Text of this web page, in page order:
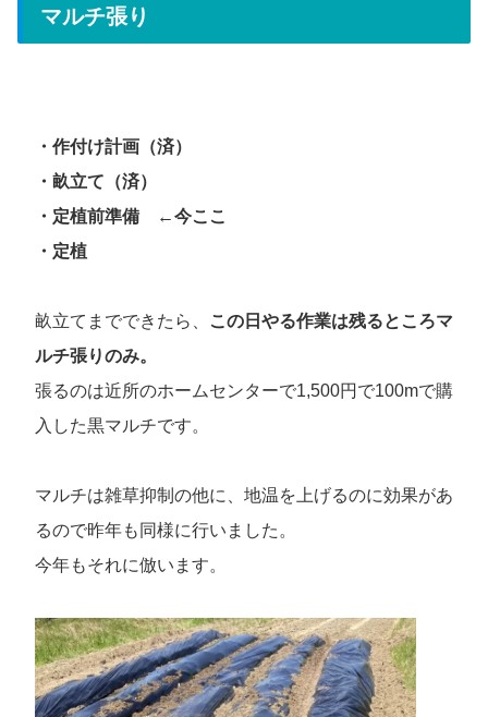
マルチ張り
・作付け計画（済）
・畝立て（済）
・定植前準備 ←今ここ
・定植
畝立てまでできたら、
この日やる作業は残るところマ
ルチ張りのみ。
張るのは近所のホームセンターで1,500円で100mで購
入した黒マルチです。
マルチは雑草抑制の他に、地温を上げるのに効果があ
るので昨年も同様に行いました。
今年もそれに倣います。